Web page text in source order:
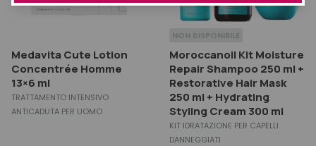
Medavita Cute Lotion
Concentrée Homme
13×6 ml
TRATTAMENTO INTENSIVO
ANTICADUTA PER UOMO
NON DISPONIBILE
Moroccanoil Kit Moisture
Repair Shampoo 250 ml +
Restorative Hair Mask
250 ml + Hydrating
Styling Cream 300 ml
KIT IDRATAZIONE PER CAPELLI
DANNEGGIATI